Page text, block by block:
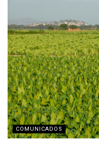
COMUNICADOS